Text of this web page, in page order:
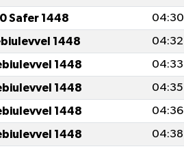
Safer 1448 04:30
1448 04:32
1448 04:33
1448 04:35
1448 04:36
1448 04:38